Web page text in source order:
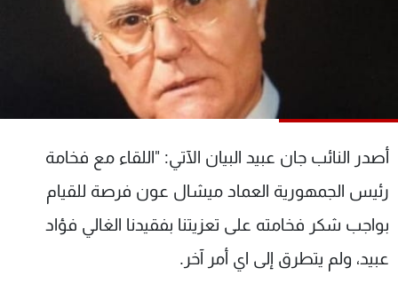
أصدر النائب جان عبيد البيان الآتي: "اللقاء مع فخامة
رئيس الجمهورية العماد ميشال عون فرصة للقيام
بواجب شكر فخامته على تعزيتنا بفقيدنا الغالي فؤاد
عبيد، ولم يتطرق إلى اي أمر آخر.
جدول البرامج
شاهد البرامج
عن MTV
لاعلاناتكم
وظائف
تواصل معنا
شروط الإسـتخدام